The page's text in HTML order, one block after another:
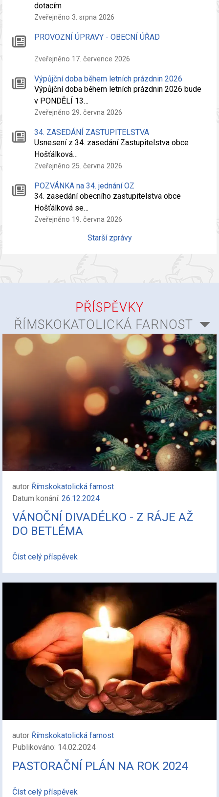
dotacím
Zveřejněno 3. srpna 2026
PROVOZNÍ ÚPRAVY - OBECNÍ ÚŘAD
Zveřejněno 17. července 2026
Výpůjční doba během letních prázdnin 2026
Výpůjční doba během letních prázdnin 2026 bude
v PONDĚLÍ 13…
Zveřejněno 29. června 2026
34. ZASEDÁNÍ ZASTUPITELSTVA
Usnesení z 34. zasedání Zastupitelstva obce
Hošťálková…
Zveřejněno 25. června 2026
POZVÁNKA na 34. jednání OZ
34. zasedání obecního zastupitelstva obce
Hošťálková se…
Zveřejněno 19. června 2026
Starší zprávy
PŘÍSPĚVKY
ŘÍMSKOKATOLICKÁ FARNOST
autor Římskokatolická farnost
Datum konání: 26.12.2024
VÁNOČNÍ DIVADÉLKO - Z RÁJE AŽ
DO BETLÉMA
Číst celý příspěvek
autor Římskokatolická farnost
Publikováno: 14.02.2024
PASTORAČNÍ PLÁN NA ROK 2024
Číst celý příspěvek